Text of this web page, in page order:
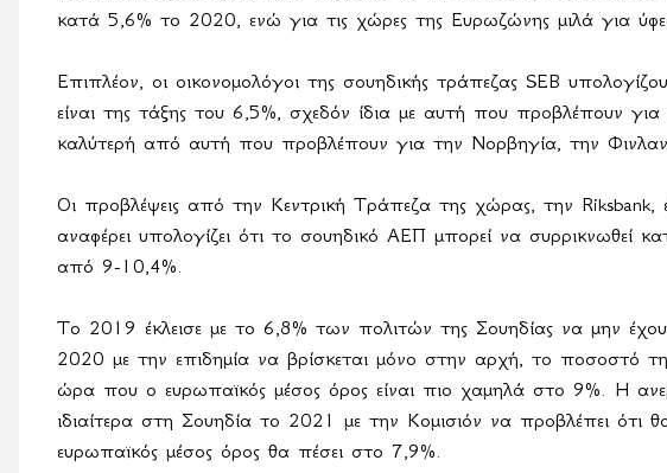
κατά 5,6% το 2020, ενώ για τις χώρες της Ευρωζώνης μιλά για
Επιπλέον, οι οικονομολόγοι της σουηδικής τράπεζας SEB
είναι της τάξης του 6,5%, σχεδόν ίδια με αυτή που προβλέπουν
καλύτερή από αυτή που προβλέπουν για την Νορβηγία, την
Οι προβλέψεις από την Κεντρική Τράπεζα της χώρας, την Riksbank,
αναφέρει υπολογίζει ότι το σουηδικό ΑΕΠ μπορεί να συρρικνωθεί
από 9-10,4%.
Το 2019 έκλεισε με το 6,8% των πολιτών της Σουηδίας να μην
2020 με την επιδημία να βρίσκεται μόνο στην αρχή, το ποσοστό
ώρα που ο ευρωπαϊκός μέσος όρος είναι πιο χαμηλά στο 9%. Η
ιδιαίτερα στη Σουηδία το 2021 με την Κομισιόν να προβλέπει ότι
ευρωπαϊκός μέσος όρος θα πέσει στο 7,9%.